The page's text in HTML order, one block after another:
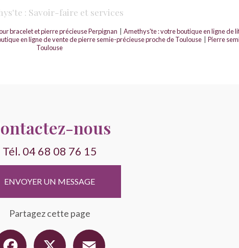
: Savoir-faire et services
bracelet et pierre précieuse Perpignan | Amethys'te : votre boutique en ligne de
en ligne de vente de pierre semie-précieuse proche de Toulouse | Pierre
Toulouse
nous
Tél. 04 68 08 76 15
ENVOYER UN MESSAGE
Partagez cette page
Facebook